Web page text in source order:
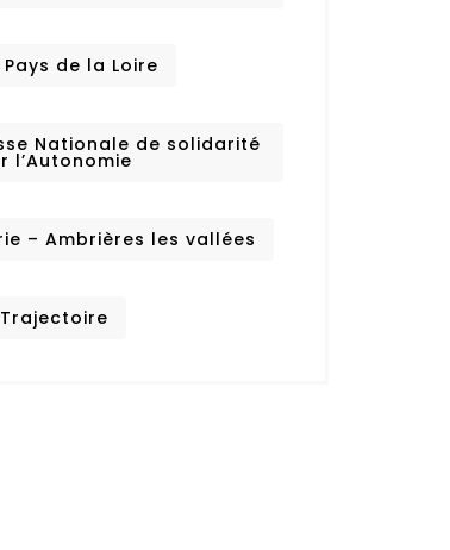
Pays de la Loire
Nationale de solidarité
l’Autonomie
– Ambrières les vallées